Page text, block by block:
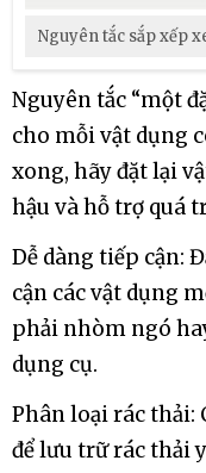
Nguyên tắc sắp xếp
Nguyên tắc “một
cho mỗi vật dụng
xong, hãy đặt lại
hậu và hỗ trợ quá
Dễ dàng tiếp cận:
cận các vật dụng
phải nhòm ngó
dụng cụ.
Phân loại rác thải:
để lưu trữ rác thải